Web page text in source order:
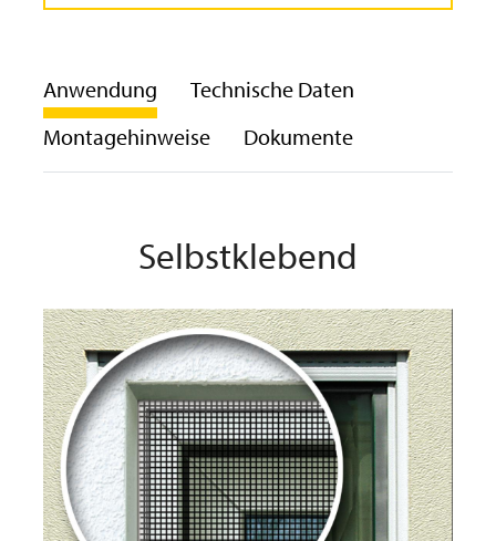
Anwendung
Technische Daten
Montagehinweise
Dokumente
Selbstklebend